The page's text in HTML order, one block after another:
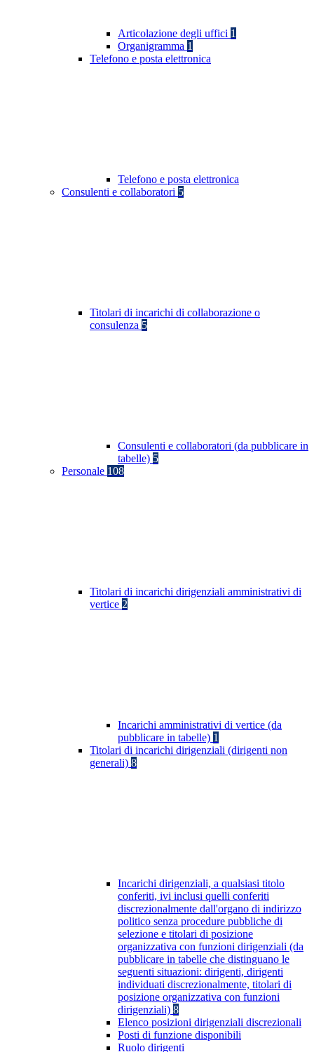
Articolazione degli uffici 1
Organigramma 1
Telefono e posta elettronica
Telefono e posta elettronica
Consulenti e collaboratori 5
Titolari di incarichi di collaborazione o
consulenza 5
Consulenti e collaboratori (da pubblicare in
tabelle) 5
Personale 108
Titolari di incarichi dirigenziali amministrativi di
vertice 2
Incarichi amministrativi di vertice (da
pubblicare in tabelle) 1
Titolari di incarichi dirigenziali (dirigenti non
generali) 8
Incarichi dirigenziali, a qualsiasi titolo
conferiti, ivi inclusi quelli conferiti
discrezionalmente dall'organo di indirizzo
politico senza procedure pubbliche di
selezione e titolari di posizione
organizzativa con funzioni dirigenziali (da
pubblicare in tabelle che distinguano le
seguenti situazioni: dirigenti, dirigenti
individuati discrezionalmente, titolari di
posizione organizzativa con funzioni
dirigenziali) 8
Elenco posizioni dirigenziali discrezionali
Posti di funzione disponibili
Ruolo dirigenti